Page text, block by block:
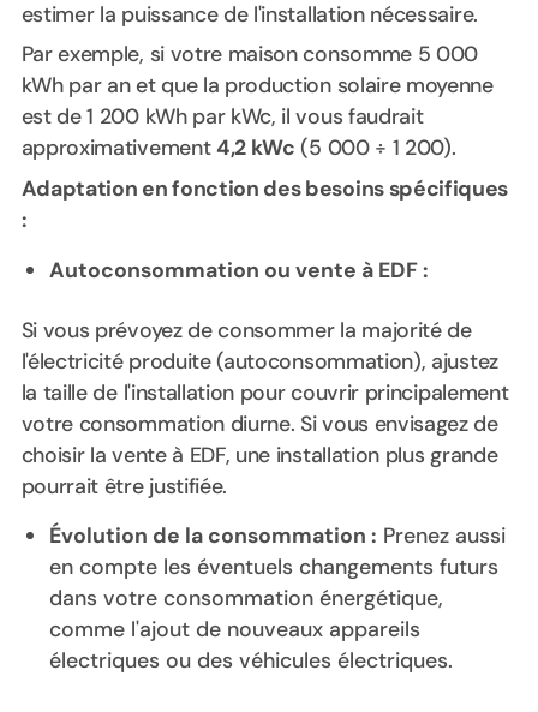
estimer la puissance de l'installation nécessaire.
Par exemple, si votre maison consomme 5 000
kWh par an et que la production solaire moyenne
est de 1 200 kWh par kWc, il vous faudrait
approximativement4,2 kWc (5 000 ÷ 1 200).
Adaptation en fonction des besoins spécifiques
:
Autoconsommation ou vente à EDF :
Si vous prévoyez de consommer la majorité de
l'électricité produite (autoconsommation), ajustez
la taille de l'installation pour couvrir principalement
votre consommation diurne. Si vous envisagez de
choisir la vente à EDF, une installation plus grande
pourrait être justifiée.
Évolution de la consommation : Prenez aussi
en compte les éventuels changements futurs
dans votre consommation énergétique,
comme l'ajout de nouveaux appareils
électriques ou des véhicules électriques.